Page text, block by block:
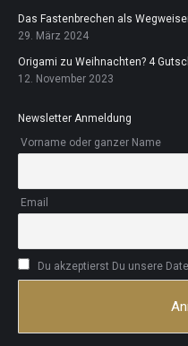
Das Fastenbrechen als
29. März 2024
Origami zu Weihnachten? 4
12. November 2023
Newsletter Anmeldung
Vorname oder ganzer Name
Email
Du akzeptierst Du unsere